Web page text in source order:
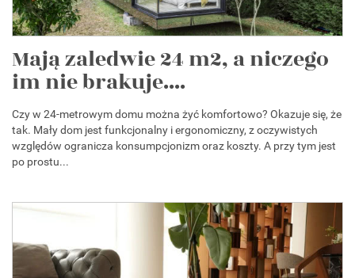
Mają zaledwie 24 m2, a niczego
im nie brakuje....
Czy w 24-metrowym domu można żyć komfortowo? Okazuje się, że
tak. Mały dom jest funkcjonalny i ergonomiczny, z oczywistych
względów ogranicza konsumpcjonizm oraz koszty. A przy tym jest
po prostu...